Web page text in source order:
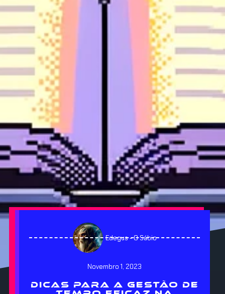
Edegus - O Sábio
Novembro 1, 2023
DICAS PARA A GESTÃO DE